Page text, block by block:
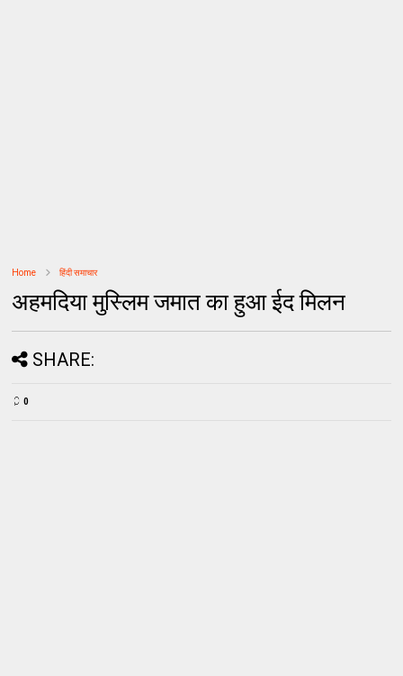
Home हिंदी समाचार
अहमदिया मुस्लिम जमात का हुआ ईद मिलन
SHARE:
0